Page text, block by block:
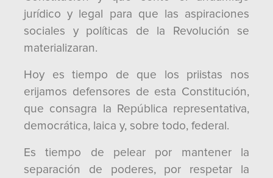
jurídico y legal para que las aspiraciones
sociales y políticas de la Revolución se
materializaran.
Hoy es tiempo de que los priistas nos
erijamos defensores de esta Constitución,
que consagra la República representativa,
democrática, laica y, sobre todo, federal.
Es tiempo de pelear por mantener la
separación de poderes, por respetar la